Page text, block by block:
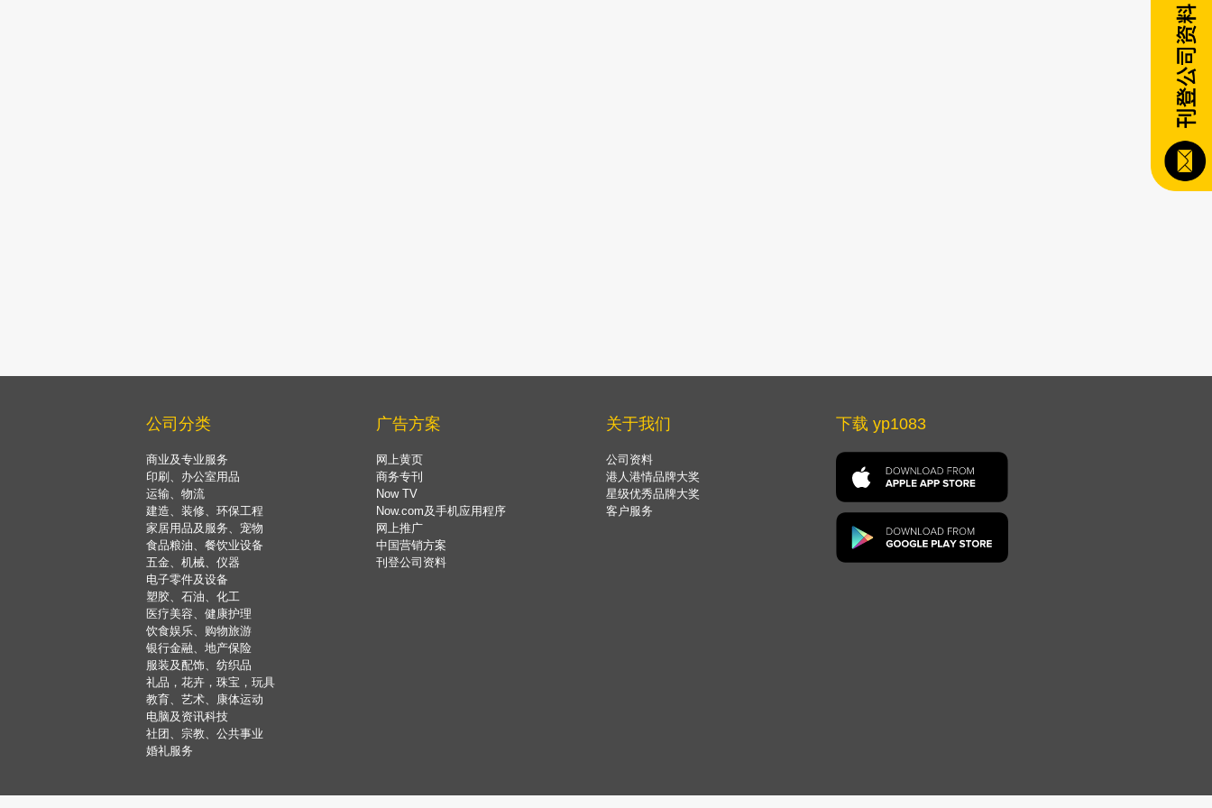
公司分类
商业及专业服务
印刷、办公室用品
运输、物流
建造、装修、环保工程
家居用品及服务、宠物
食品粮油、餐饮业设备
五金、机械、仪器
电子零件及设备
塑胶、石油、化工
医疗美容、健康护理
饮食娱乐、购物旅游
银行金融、地产保险
服装及配饰、纺织品
礼品，花卉，珠宝，玩具
教育、艺术、康体运动
电脑及资讯科技
社团、宗教、公共事业
婚礼服务
广告方案
网上黄页
商务专刊
Now TV
Now.com及手机应用程序
网上推广
中国营销方案
刊登公司资料
关于我们
公司资料
港人港情品牌大奖
星级优秀品牌大奖
客户服务
下载 yp1083